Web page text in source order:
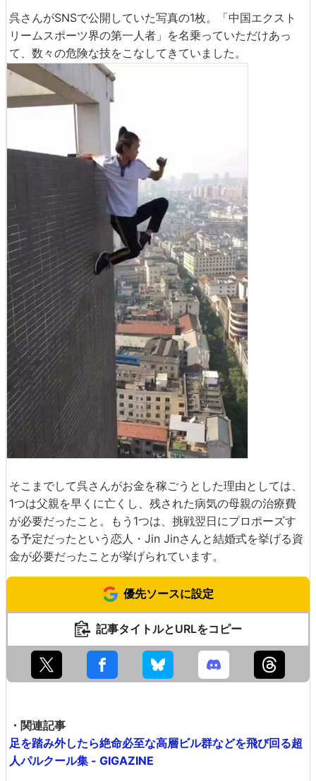
呉さんがSNSで公開していた写真の1枚。「中国エクスト
リームスポーツ界の第一人者」を名乗っていただけあっ
て、数々の危険な技をこなしてきていました。
そこまでして呉さんがお金を稼ごうとした理由としては、
1つは父親を早くに亡くし、残された病気の母親の治療費
が必要だったこと。もう1つは、挑戦翌日にプロポーズす
る予定だったという恋人・Jin Jinさんと結婚式を挙げる資
金が必要だったことが挙げられています。
優先ソースに設定
記事タイトルとURLをコピー
・関連記事
足を踏み外したら絶命必至な高層ビル群などを飛び回る超
人パルクール集 - GIGAZINE